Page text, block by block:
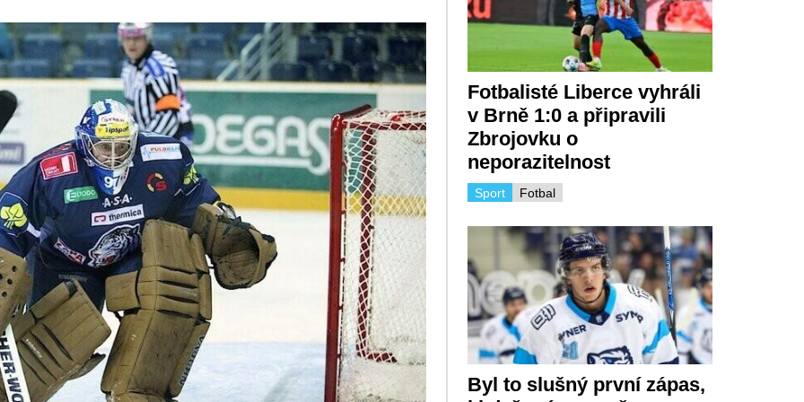
Fotbalisté Liberce vyhráli
v Brně 1:0 a připravili
Zbrojovku o
neporazitelnost
Fotbal
Sport
Byl to slušný první zápas,